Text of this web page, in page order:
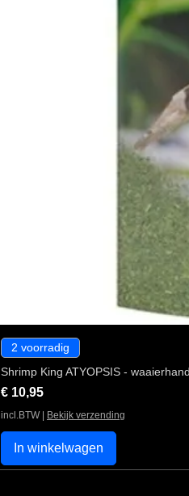
2 voorradig
Shrimp King ATYOPSIS -
Prijs
€ 10,95
incl.BTW Bekijk verzending
In winkelwagen